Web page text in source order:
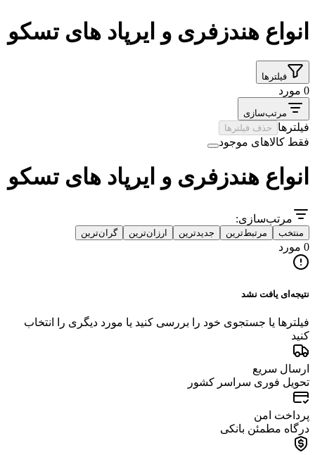
انواع هندزفری و ایرپاد های تسکو
فیلترها
0 مورد
مرتب‌سازی
فیلترها حذف فیلترها
فقط کالاهای موجود
انواع هندزفری و ایرپاد های تسکو
مرتب‌سازی:
منتخب مرتبط‌ترین جدیدترین ارزان‌ترین گران‌ترین
0 مورد
نتیجه‌ای یافت نشد
فیلترها یا جستجوی خود را بررسی کنید یا مورد دیگری را انتخاب
کنید
ارسال سریع
تحویل فوری سراسر کشور
پرداخت امن
درگاه مطمئن بانکی